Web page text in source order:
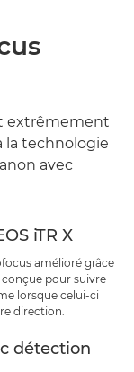
extrêmement
la technologie
avec
iTR X
amélioré grâce
pour suivre
lorsque celui-ci
direction.
détection